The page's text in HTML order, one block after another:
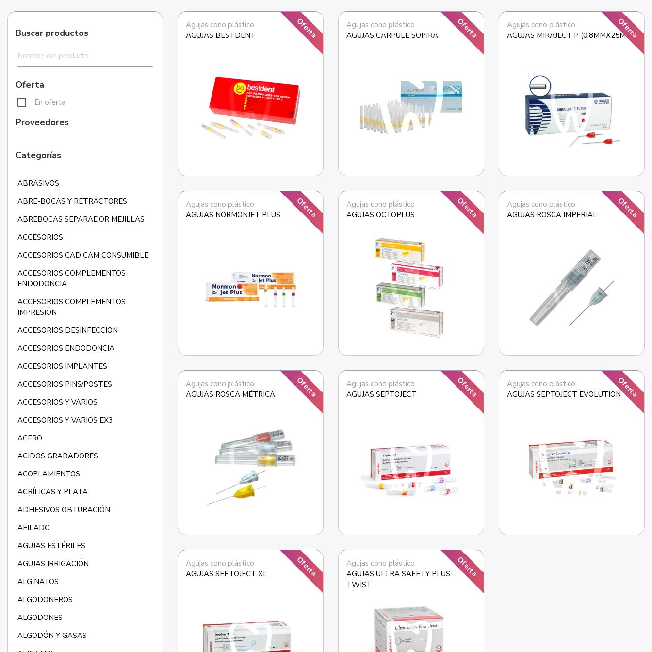
Buscar productos
Oferta
En oferta
Proveedores
Categorías
ABRASIVOS
ABRE-BOCAS Y RETRACTORES
ABREBOCAS SEPARADOR MEJILLAS
ACCESORIOS
ACCESORIOS CAD CAM CONSUMIBLE
ACCESORIOS COMPLEMENTOS
ENDODONCIA
ACCESORIOS COMPLEMENTOS
IMPRESIÓN
ACCESORIOS DESINFECCION
ACCESORIOS ENDODONCIA
ACCESORIOS IMPLANTES
ACCESORIOS PINS/POSTES
ACCESORIOS Y VARIOS
ACCESORIOS Y VARIOS EX3
ACERO
ACIDOS GRABADORES
ACOPLAMIENTOS
ACRÍLICAS Y PLATA
ADHESIVOS OBTURACIÓN
AFILADO
AGUJAS ESTÉRILES
AGUJAS IRRIGACIÓN
ALGINATOS
ALGODONEROS
ALGODONES
ALGODÓN Y GASAS
Oferta
Agujas cono plástico
AGUJAS BESTDENT
Oferta
Agujas cono plástico
AGUJAS CARPULE SOPIRA
Oferta
Agujas cono plástico
AGUJAS MIRAJECT P (0,8MMX25MM)
Oferta
Agujas cono plástico
AGUJAS NORMONJET PLUS
Oferta
Agujas cono plástico
AGUJAS OCTOPLUS
Oferta
Agujas cono plástico
AGUJAS ROSCA IMPERIAL
Oferta
Agujas cono plástico
AGUJAS ROSCA MÉTRICA
Oferta
Agujas cono plástico
AGUJAS SEPTOJECT
Oferta
Agujas cono plástico
AGUJAS SEPTOJECT EVOLUTION
Oferta
Agujas cono plástico
AGUJAS SEPTOJECT XL
Oferta
Agujas cono plástico
AGUJAS ULTRA SAFETY PLUS
TWIST